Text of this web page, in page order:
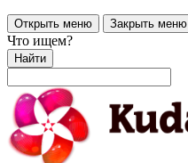
Открыть меню Закрыть меню
Что ищем?
Найти